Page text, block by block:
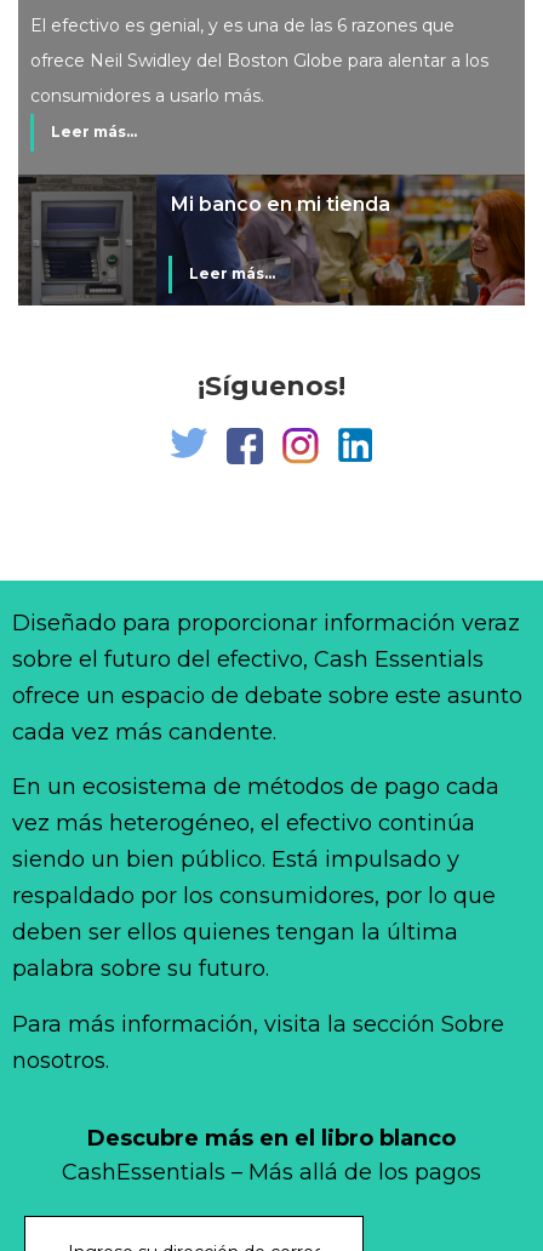
El efectivo es genial, y es una de las 6 razones que
ofrece Neil Swidley del Boston Globe para alentar a los
consumidores a usarlo más.
Leer más...
Mi banco en mi tienda
Leer más...
¡Síguenos!
Descubre más en el libro blanco
CashEssentials – Más allá de los pagos
Diseñado para proporcionar información veraz
sobre el futuro del efectivo, Cash Essentials
ofrece un espacio de debate sobre este asunto
cada vez más candente.
En un ecosistema de métodos de pago cada
vez más heterogéneo, el efectivo continúa
siendo un bien público. Está impulsado y
respaldado por los consumidores, por lo que
deben ser ellos quienes tengan la última
palabra sobre su futuro.
Para más información, visita la sección Sobre
nosotros.